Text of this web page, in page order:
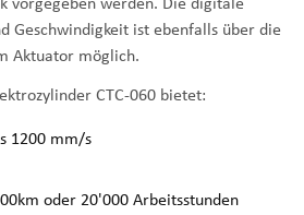
vorgegeben werden. Die digitale
Geschwindigkeit ist ebenfalls über die
Aktuator möglich.
CTC-060 bietet:
1200 mm/s
oder 20'000 Arbeitsstunden